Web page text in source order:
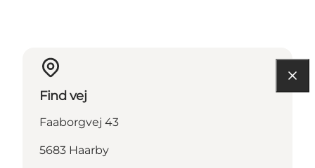
Find vej
Faaborgvej 43
5683 Haarby